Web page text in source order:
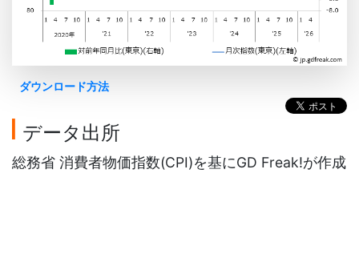
ダウンロード方法
データ出所
総務省 消費者物価指数(CPI)を基にGD Freak!が作成